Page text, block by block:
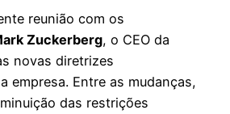
reunião com os
Zuckerberg, o CEO da
novas diretrizes
empresa. Entre as mudanças,
das restrições